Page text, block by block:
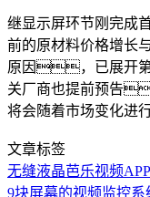
继显示屏环节刚完成
前的原材料价格增长
原因，已展开
关厂商也提前预告
将会随着市场变化
文章标签
无缝液晶芭乐视频
9块屏幕的视频监控